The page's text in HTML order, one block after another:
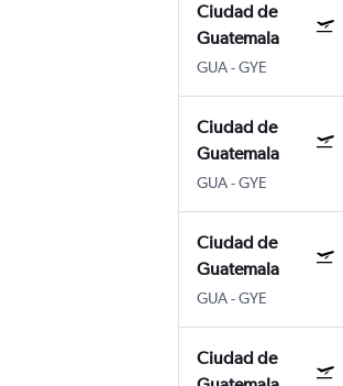
Ciudad de
Guatemala
GUA-GYE
Ciudad de
Guatemala
GUA-GYE
Ciudad de
Guatemala
GUA-GYE
Ciudad de